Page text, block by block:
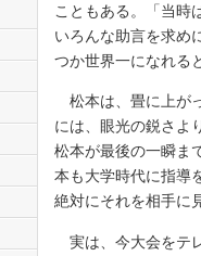
こともある。「当時
いろんな助言を求め
つか世界一になれる
松本は、畳に上が
には、眼光の鋭さよ
松本が最後の一瞬ま
本も大学時代に指導
絶対にそれを相手に
実は、今大会をテ